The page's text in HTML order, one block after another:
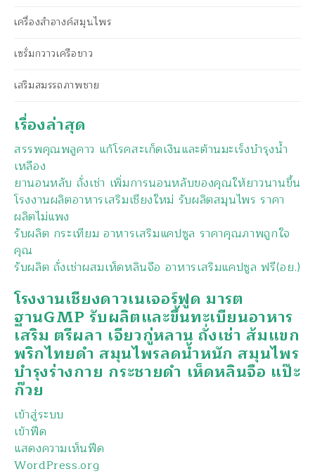
เครื่องสำอางค์สมุนไพร
เซรั่มกวาวเครือขาว
เสริมสมรรถภาพชาย
เรื่องล่าสุด
สรรพคุณพลูคาว แก้โรคสะเก็ดเงินและต้านมะเร็งบำรุงน้ำ
เหลือง
ยานอนหลับ ถั่งเช่า เพิ่มการนอนหลับของคุณให้ยาวนานขึ้น
โรงงานผลิตอาหารเสริมเชียงใหม่ รับผลิตสมุนไพร ราคา
ผลิตไม่แพง
รับผลิต กระเทียม อาหารเสริมแคปซูล ราคาคุณภาพถูกใจ
คุณ
รับผลิต ถั่งเช่าผสมเห็ดหลินจือ อาหารเสริมแคปซูล ฟรี(อย.)
โรงงานเชียงดาวเนเจอร์ฟูด มารต
ฐานGMP รับผลิตและขึ้นทะเบียนอาหาร
เสริม ตรีผลา เจียวกู่หลาน ถั่งเช่า ส้มแขก
พริกไทยดำ สมุนไพรลดน้ำหนัก สมุนไพร
บำรุงร่างกาย กระชายดำ เห็ดหลินจือ แป๊ะ
ก๊วย
เข้าสู่ระบบ
เข้าฟีด
แสดงความเห็นฟีด
WordPress.org